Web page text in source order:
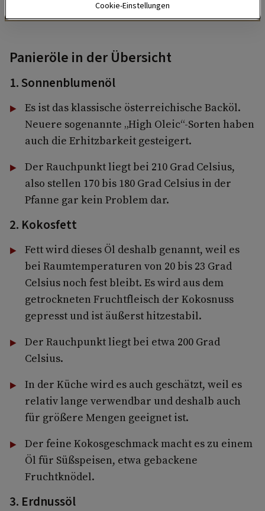
Panieröle in der Übersicht
1. Sonnenblumenöl
Es ist das klassische österreichische Backöl.
Neuere sogenannte „High Oleic“-Sorten haben
auch die Erhitzbarkeit gesteigert.
Der Rauchpunkt liegt bei 210 Grad Celsius,
also stellen 170 bis 180 Grad Celsius in der
Pfanne gar kein Problem dar.
2. Kokosfett
Fett wird dieses Öl deshalb genannt, weil es
bei Raumtemperaturen von 20 bis 23 Grad
Celsius noch fest bleibt. Es wird aus dem
getrockneten Fruchtfleisch der Kokosnuss
gepresst und ist äußerst hitzestabil.
Der Rauchpunkt liegt bei etwa 200 Grad
Celsius.
In der Küche wird es auch geschätzt, weil es
relativ lange verwendbar und deshalb auch
für größere Mengen geeignet ist.
Der feine Kokosgeschmack macht es zu einem
Öl für Süßspeisen, etwa gebackene
Fruchtknödel.
3. Erdnussöl
Cookie-Einstellungen